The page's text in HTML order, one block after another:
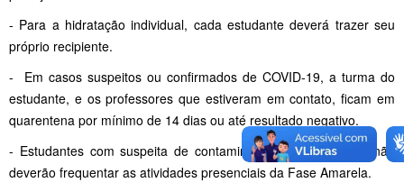
- Para a hidratação individual, cada estudante deverá trazer seu
próprio recipiente.
- Em casos suspeitos ou confirmados de COVID-19, a turma do
estudante, e os professores que estiveram em contato, ficam em
quarentena por mínimo de 14 dias ou até resultado negativo.
- Estudantes com suspeita de contaminação por COVID-19, não
deverão frequentar as atividades presenciais da Fase Amarela.